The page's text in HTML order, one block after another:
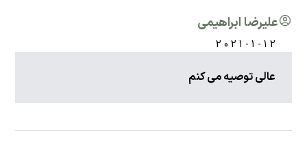
علیرضا ابراهیمی
2021-1-12
عالی توصیه می کنم